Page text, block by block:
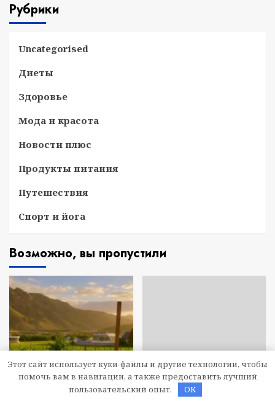
Рубрики
Uncategorised
Диеты
Здоровье
Мода и красота
Новости плюс
Продукты питания
Путешествия
Спорт и йога
Возможно, вы пропустили
Этот сайт использует куки-файлы и другие технологии, чтобы
помочь вам в навигации, а также предоставить лучший
пользовательский опыт.
OK